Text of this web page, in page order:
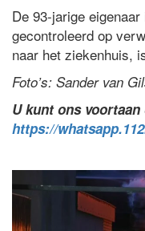
De 93-jarige
gecontroleerd op
naar het ziekenhuis,
Foto’s: Sander van
U kunt ons
https://